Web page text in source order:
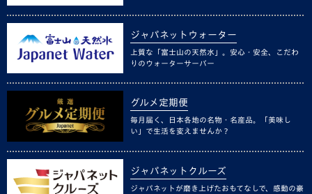
ジャパネットウォーター
上質な「富士山の天然水」。安心・安全、こだわ
りのウォーターサーバー
グルメ定期便
毎月届く、日本各地の名物・名産品。「美味し
い」で生活を変えませんか？
ジャパネットクルーズ
ジャパネットが磨き上げたおもてなしで、感動の豪